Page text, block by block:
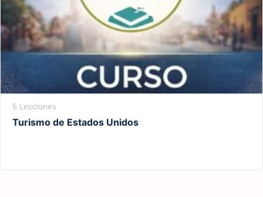
5 Lecciones
Turismo de Estados Unidos